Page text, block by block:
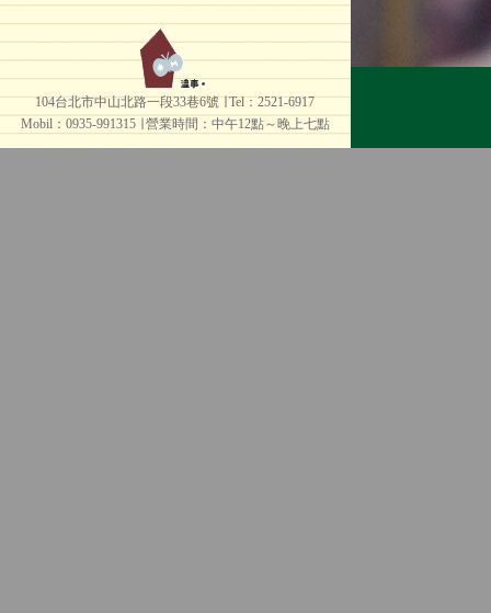
104台北市中山北路一段33巷6號 ∣ Tel：2521-6917
Mobil：0935-991315 ∣
營業時間：中午12點～晚上七點